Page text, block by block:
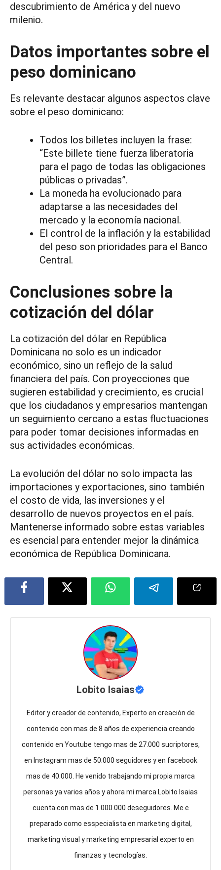
descubrimiento de América y del nuevo
milenio.
Datos importantes sobre el
peso dominicano
Es relevante destacar algunos aspectos clave
sobre el peso dominicano:
Todos los billetes incluyen la frase:
“Este billete tiene fuerza liberatoria
para el pago de todas las obligaciones
públicas o privadas”.
La moneda ha evolucionado para
adaptarse a las necesidades del
mercado y la economía nacional.
El control de la inflación y la estabilidad
del peso son prioridades para el Banco
Central.
Conclusiones sobre la
cotización del dólar
La cotización del dólar en República
Dominicana no solo es un indicador
económico, sino un reflejo de la salud
financiera del país. Con proyecciones que
sugieren estabilidad y crecimiento, es crucial
que los ciudadanos y empresarios mantengan
un seguimiento cercano a estas fluctuaciones
para poder tomar decisiones informadas en
sus actividades económicas.
La evolución del dólar no solo impacta las
importaciones y exportaciones, sino también
el costo de vida, las inversiones y el
desarrollo de nuevos proyectos en el país.
Mantenerse informado sobre estas variables
es esencial para entender mejor la dinámica
económica de República Dominicana.
Lobito Isaias
Editor y creador de contenido, Experto en creación de
contenido con mas de 8 años de experiencia creando
contenido en Youtube tengo mas de 27.000 sucriptores,
en Instagram mas de 50.000 seguidores y en facebook
mas de 40.000. He venido trabajando mi propia marca
personas ya varios años y ahora mi marca Lobito Isaias
cuenta con mas de 1.000.000 deseguidores. Me e
preparado como esspecialista en marketing digital,
marketing visual y marketing empresarial experto en
finanzas y tecnologías.